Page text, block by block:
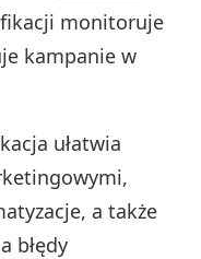
monitoruje
kampanie w
ułatwia
a także
błędy